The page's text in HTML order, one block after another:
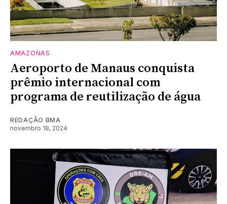
AMAZONAS
Aeroporto de Manaus conquista
prêmio internacional com
programa de reutilização de água
REDAÇÃO BMA
novembro 18, 2024